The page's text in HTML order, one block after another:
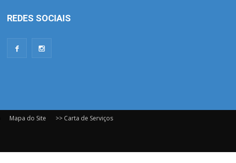
REDES SOCIAIS
Mapa do Site
>> Carta de Serviços